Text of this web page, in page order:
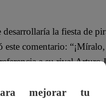
la fiesta de
este comentario:
a su rival
verde” continuó
mejorar tu